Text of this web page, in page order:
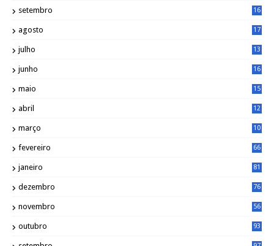
setembro
16
agosto
17
julho
13
junho
16
maio
15
abril
12
março
10
fevereiro 66
janeiro 81
dezembro 76
novembro 56
outubro 93